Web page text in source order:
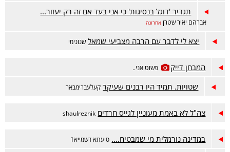
תגדיר 'דוגל בנסיגות' כי אני בעד אם זה רק יעזור...
אברהם יאיר שטרן אחרונה
יצא לי לדבר עם הרבה מצביעי שמאל שנונימי
המבחן דייק פשוט אני..
שטויות. תמיד היו רבנים שעיקר קעלעברימבאר
צה"ל לא באמת מעוניין לגייס חרדים shaulreznik
במדינה נורמלית מי שמבטיח…. סיעתא דשמייא1